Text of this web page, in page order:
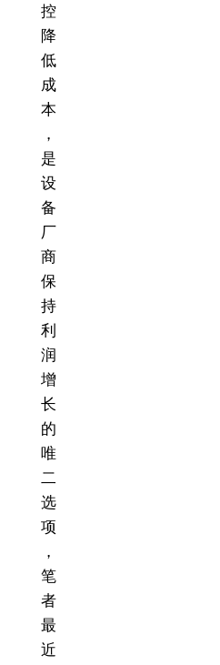
控
降
低
成
本
，
是
设
备
厂
商
保
持
利
润
增
长
的
唯
二
选
项
，
笔
者
最
近